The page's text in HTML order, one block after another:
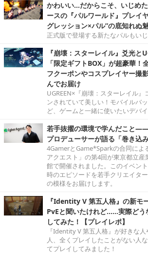
かわいい…だからこそ、いじめ
ースの『パルワールド』プレイ
グレッション×パル”の底知れぬ
正式版で登場する新たなパルもい
『崩壊：スターレイル』爻光と
「限定ギフトBOX」が超豪華！
フクーポンやコスプレイヤー撮
んでお届け
UGREEN×『崩壊：スターレイル
ンされていて美しい！モバイルバ
ど、ゲームと一緒に使いたいデバ
若手抜擢の環境で学んだこと
プロデューサーが語る「巻き込
4GamerとGame*Sparkの合同によ
アクエスト」の第4回が東京都立
館で開催されました。このイベン
時のエピソードを若手クリエイタ
の模様をお届けします。
『Identity V 第五人格』の新モ
PvEと聞いたけれど……実際どう
してみた！【プレイレポ】
『Identity V 第五人格』が好きな
人、全くプレイしたことがない人
てプレイしてみました！